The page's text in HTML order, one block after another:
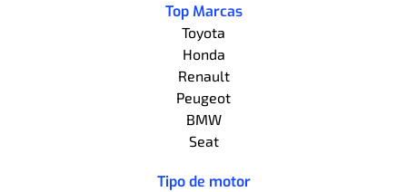
Top Marcas
Toyota
Honda
Renault
Peugeot
BMW
Seat
Tipo de motor